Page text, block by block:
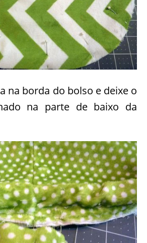
na borda do bolso e deixe o
na parte de baixo da